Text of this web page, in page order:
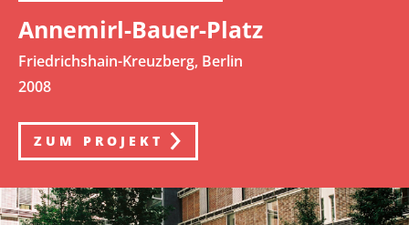
Annemirl-Bauer-Platz
Friedrichshain-Kreuzberg, Berlin
2008
ZUM PROJEKT